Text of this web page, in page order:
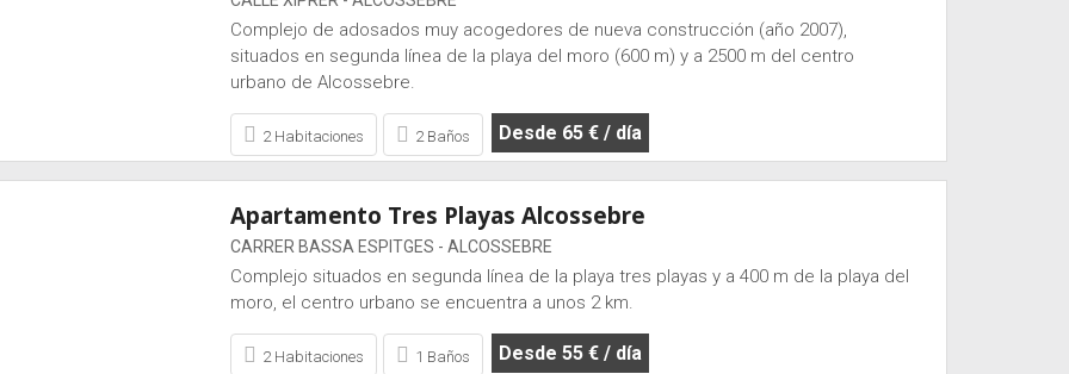
Complejo de adosados muy acogedores de nueva construcción (año 2007),
situados en segunda línea de la playa del moro (600 m) y a 2500 m del centro
urbano de Alcossebre.
2 Habitaciones 2 Baños Desde 65 € / día
Apartamento Tres Playas Alcossebre
CARRER BASSA ESPITGES - ALCOSSEBRE
Complejo situados en segunda línea de la playa tres playas y a 400 m de la playa del
moro, el centro urbano se encuentra a unos 2 km.
2 Habitaciones 1 Baños Desde 55 € / día